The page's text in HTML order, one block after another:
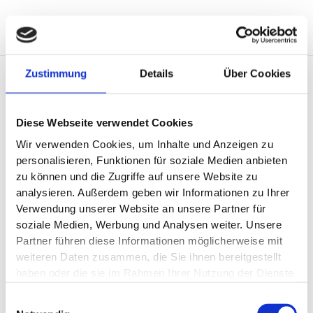
Zustimmung Details Über Cookies
Diese Webseite verwendet Cookies
Wir verwenden Cookies, um Inhalte und Anzeigen zu
personalisieren, Funktionen für soziale Medien anbieten
zu können und die Zugriffe auf unsere Website zu
analysieren. Außerdem geben wir Informationen zu Ihrer
Verwendung unserer Website an unsere Partner für
soziale Medien, Werbung und Analysen weiter. Unsere
Partner führen diese Informationen möglicherweise mit
weiteren Daten zusammen, die Sie ihnen bereitgestellt
Inhalt
springen
Seit 1972 steht der Name MZW für Kompetenz und
Beratung rund um die Bereiche Maschinen und
Werkzeuge. Dabei haben wir die Wünsche und
Vorstellungen unserer Kunden stets fest im Blick. Denn
erst wenn Sie zufrieden sind, haben wir unseren Job gut
gemacht und können auch zufrieden sein.